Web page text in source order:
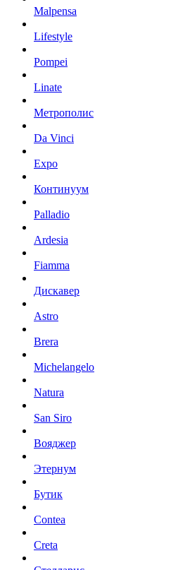
Malpensa
Lifestyle
Pompei
Linate
Метрополис
Da Vinci
Expo
Континуум
Palladio
Ardesia
Fiamma
Дискавер
Astro
Brera
Michelangelo
Natura
San Siro
Вояджер
Этернум
Бутик
Contea
Creta